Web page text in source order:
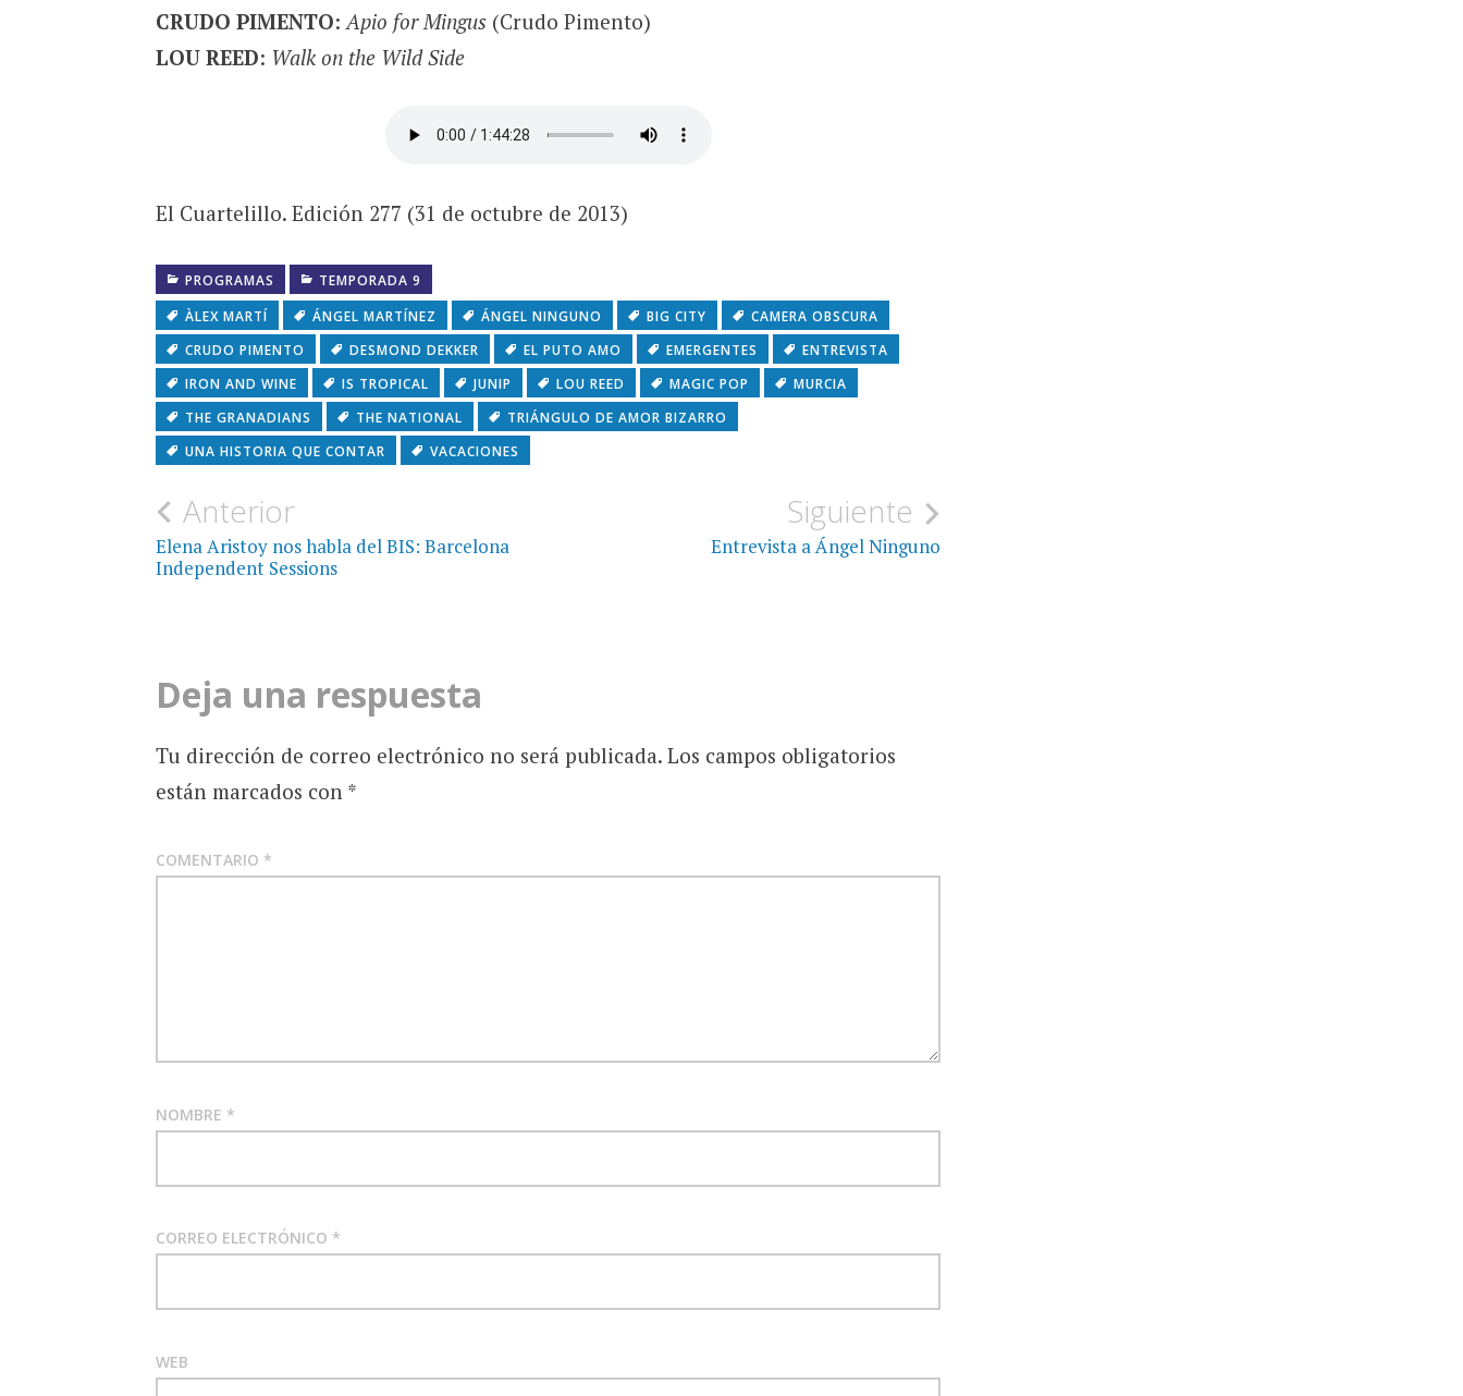
CRUDO PIMENTO: Apio for Mingus(Crudo Pimento)
LOU REED: Walk on the Wild Side
El Cuartelillo. Edición 277 (31 de octubre de 2013)
PROGRAMAS
TEMPORADA 9
ÀLEX MARTÍ
ÁNGEL MARTÍNEZ ÁNGEL NINGUNO BIG CITY
CAMERA OBSCURA
CRUDO PIMENTO
DESMOND DEKKER EL PUTO AMO EMERGENTES
ENTREVISTA
IRON AND WINE
IS TROPICAL JUNIP LOU REED MAGIC POP
MURCIA
THE GRANADIANS
THE NATIONAL
TRIÁNGULO DE AMOR BIZARRO
UNA HISTORIA QUE CONTAR
VACACIONES
Navegación
de
Anterior
Elena Aristoy nos habla del BIS: Barcelona
Independent Sessions
Siguiente
Entrevista a Ángel Ninguno
Deja una respuesta
Tu dirección de correo electrónico no será publicada. Los campos obligatorios
están marcados con *
COMENTARIO *
NOMBRE *
CORREO ELECTRÓNICO *
WEB